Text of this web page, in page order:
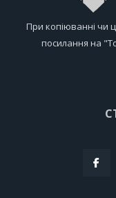
При копіюванні чи
посилання на